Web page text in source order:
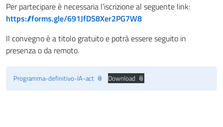
Per partecipare è necessaria l’iscrizione al seguente link:
https://forms.gle/691JfDS8Xer2PG7W8
Il convegno è a titolo gratuito e potrà essere seguito in
presenza o da remoto.
Programma-definitivo-IA-act Download